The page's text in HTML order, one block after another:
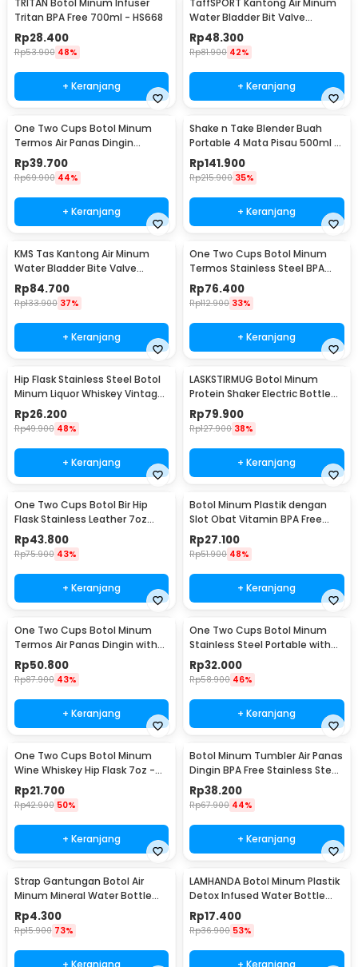
TRITAN Botol Minum Infuser
Tritan BPA Free 700ml - HS668
Rp28.400
Rp53.900 48%
+ Keranjang
TaffSPORT Kantong Air Minum
Water Bladder Bit Valve
Hydration Bag 2L - SD16
Rp48.300
Rp81.900 42%
+ Keranjang
One Two Cups Botol Minum
Termos Air Panas Dingin
Stainless Steel 260ml -
AQW575
Rp39.700
Rp69.900 44%
+ Keranjang
Shake n Take Blender Buah
Portable 4 Mata Pisau 500ml -
VT-04
Rp141.900
Rp215.900 35%
+ Keranjang
KMS Tas Kantong Air Minum
Water Bladder Bite Valve
Hydration Bag 3L - BL018
Rp84.700
Rp133.900 37%
+ Keranjang
One Two Cups Botol Minum
Termos Stainless Steel BPA
Free 400ml - K623
Rp76.400
Rp112.900 33%
+ Keranjang
Hip Flask Stainless Steel Botol
Minum Liquor Whiskey Vintage
7oz Jack Daniel - H-7
Rp26.200
Rp49.900 48%
+ Keranjang
LASKSTIRMUG Botol Minum
Protein Shaker Electric Bottle
BPA Free 480ml - 1505
Rp79.900
Rp127.900 38%
+ Keranjang
One Two Cups Botol Bir Hip
Flask Stainless Leather 7oz
with Shot Glass
Rp43.800
Rp75.900 43%
+ Keranjang
Botol Minum Plastik dengan
Slot Obat Vitamin BPA Free
600ml - 830
Rp27.100
Rp51.900 48%
+ Keranjang
One Two Cups Botol Minum
Termos Air Panas Dingin with
Cup Head 500ml - SUS304
Rp50.800
Rp87.900 43%
+ Keranjang
One Two Cups Botol Minum
Stainless Steel Portable with
Carabiner 750ml - GBD
Rp32.000
Rp58.900 46%
+ Keranjang
One Two Cups Botol Minum
Wine Whiskey Hip Flask 7oz -
F0212
Rp21.700
Rp42.900 50%
+ Keranjang
Botol Minum Tumbler Air Panas
Dingin BPA Free Stainless Steel
350ml - HS-6983
Rp38.200
Rp67.900 44%
+ Keranjang
Strap Gantungan Botol Air
Minum Mineral Water Bottle
Belt Hanger - 3330
Rp4.300
Rp15.900 73%
LAMHANDA Botol Minum Plastik
Detox Infused Water Bottle
BPA Free 1L - QWF236
Rp17.400
Rp36.900 53%